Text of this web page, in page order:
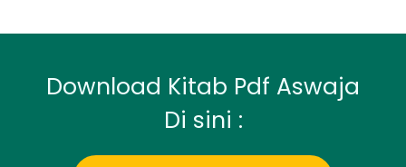
Download Kitab Pdf Aswaja
Di sini :